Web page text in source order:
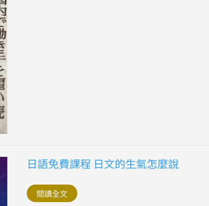
日語免費課程 日文的生氣怎麼說
日
語
費
課
程
閱讀全文